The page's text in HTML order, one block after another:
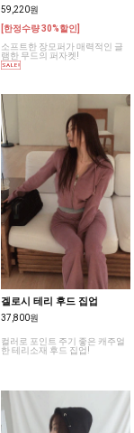
59,220원
[한정수량 30%할인]
소프트한 장모퍼가 매력적인 글
램한 무드의 퍼자켓!
겔로시 테리 후드 집업
37,800원
컬러로 포인트 주기 좋은 캐주얼
한 테리소재 후드 집업!